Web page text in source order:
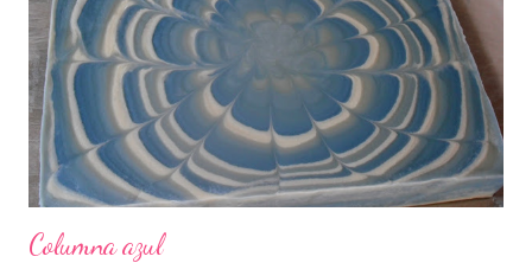
Columna azul